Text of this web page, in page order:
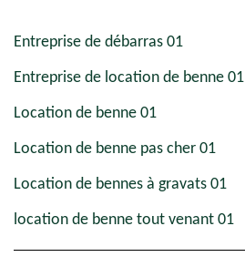
Entreprise de débarras 01
Entreprise de location de benne 01
Location de benne 01
Location de benne pas cher 01
Location de bennes à gravats 01
location de benne tout venant 01